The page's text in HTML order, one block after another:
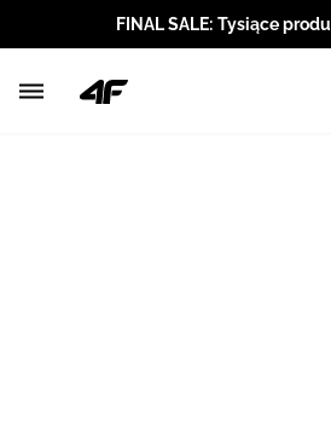
FINAL SALE: Tysiące